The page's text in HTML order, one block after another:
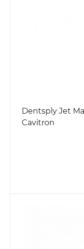
Dentsply Jet
Cavitron